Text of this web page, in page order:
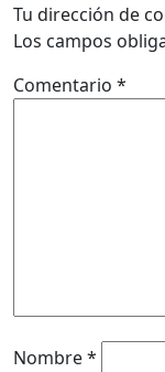
Tu dirección de
Los campos
Comentario *
Nombre*